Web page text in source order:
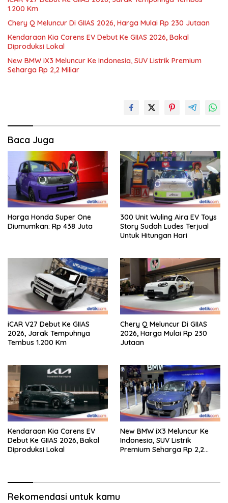
1.200 Km
Chery Q Meluncur Di GIIAS 2026, Harga Mulai Rp 230 Jutaan
Kendaraan Kia Carens EV Debut Ke GIIAS 2026, Bakal
Diproduksi Lokal
New BMW iX3 Meluncur Ke Indonesia, SUV Listrik Premium
Seharga Rp 2,2 Miliar
Baca Juga
Harga Honda Super One
Diumumkan: Rp 438 Juta
300 Unit Wuling Aira EV Toys
Story Sudah Ludes Terjual
Untuk Hitungan Hari
iCAR V27 Debut Ke GIIAS
2026, Jarak Tempuhnya
Tembus 1.200 Km
Chery Q Meluncur Di GIIAS
2026, Harga Mulai Rp 230
Jutaan
Kendaraan Kia Carens EV
Debut Ke GIIAS 2026, Bakal
Diproduksi Lokal
New BMW iX3 Meluncur Ke
Indonesia, SUV Listrik
Premium Seharga Rp 2,2
Rekomendasi untuk kamu